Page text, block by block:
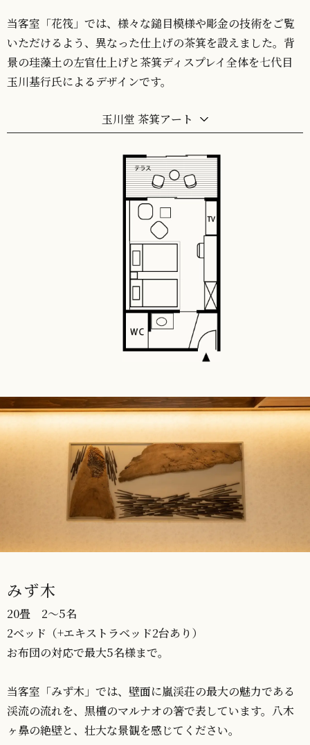
当客室「花筏」では、様々な鎚目模様や彫金の技術をご覧
いただけるよう、異なった仕上げの茶箕を設えました。背
景の珪藻土の左官仕上げと茶箕ディスプレイ全体を七代目
玉川基行氏によるデザインです。
玉川堂 茶箕アート
みず木
20畳 2～5名
2ベッド（+エキストラベッド2台あり）
お布団の対応で最大5名様まで。
当客室「みず木」では、壁面に嵐渓荘の最大の魅力である
渓流の流れを、黒檀のマルナオの箸で表しています。八木
ヶ鼻の絶壁と、壮大な景観を感じてください。